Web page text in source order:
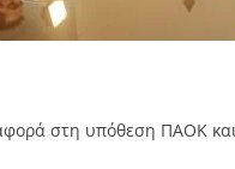
στη υπόθεση ΠΑΟΚ